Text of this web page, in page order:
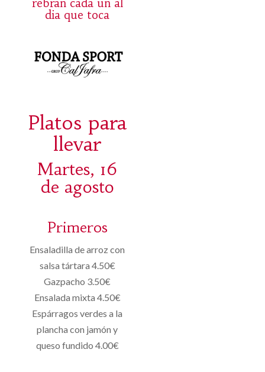
rebran cada un al
dia que toca
Platos para
llevar
Martes, 16
de agosto
Primeros
Ensaladilla de arroz con
salsa tártara 4.50€
Gazpacho 3.50€
Ensalada mixta 4.50€
Espárragos verdes a la
plancha con jamón y
queso fundido 4.00€